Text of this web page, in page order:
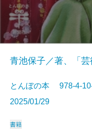
青池保子／著、「
とんぼの本 978-4-
2025/01/29
書籍